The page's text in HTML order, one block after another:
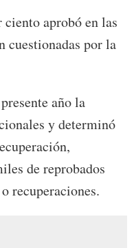
aprobó en las
cuestionadas por la
año la
y determinó
de reprobados
recuperaciones.